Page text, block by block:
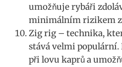
umožňuje rybáři
minimálním rizikem
Zig rig – technika,
stává velmi populární.
při lovu kaprů a